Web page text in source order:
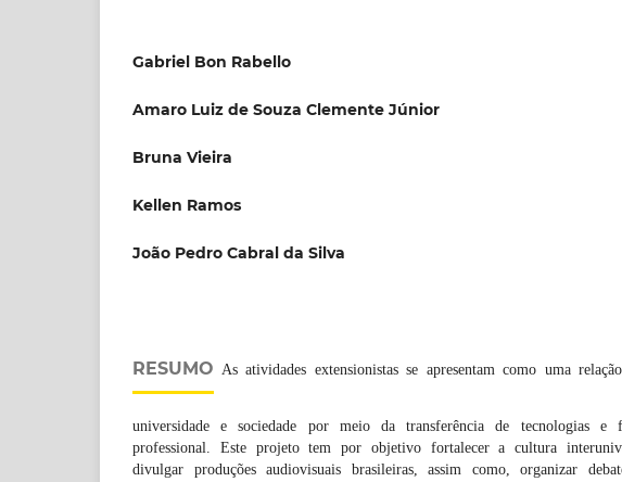
Gabriel Bon Rabello
Amaro Luiz de Souza Clemente Júnior
Bruna Vieira
Kellen Ramos
João Pedro Cabral da Silva
RESUMO As atividades extensionistas se apresentam como uma
universidade e sociedade por meio da transferência de tecnologias e
professional. Este projeto tem por objetivo fortalecer a cultura
divulgar produções audiovisuais brasileiras, assim como, organizar